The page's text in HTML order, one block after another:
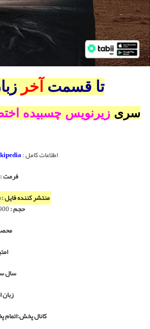
تا قسمت آخر
سریزیرنویس چسبیده
اطلاعات کامل :
فرمت :
منتشر کننده فایل :
حجم :
سال
کانال